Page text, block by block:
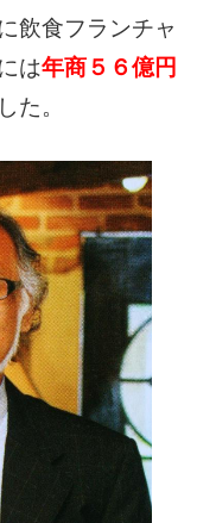
飲食フランチャ
は年商５６億円
た。